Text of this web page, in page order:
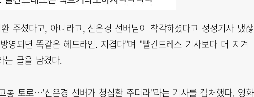
주셨다고, 아니라고, 신은경 선배님이 착각하셨다고 정정기사 냈잖
영되면 똑같은 헤드라인. 지겹다"며 "빨간드레스 기사보다 더 지겨
는 글을 남겼다.
통 토로…'신은경 선배가 청심환 주더라"라는 기사를 캡처했다. 영화